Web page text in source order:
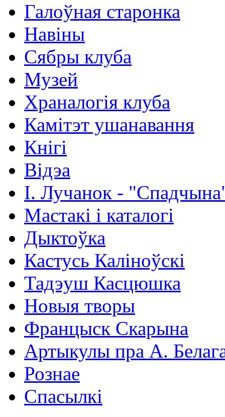
Галоўная старонка
Навіны
Сябры клуба
Музей
Храналогія клуба
Камітэт ушанавання
Кнігі
Відэа
І. Лучанок -
Мастакі i каталогi
Дыктоўка
Кастусь Каліноўскі
Тадэуш Касцюшка
Новыя творы
Францыск Скарына
Артыкулы пра А.
Рознае
Спасылкі